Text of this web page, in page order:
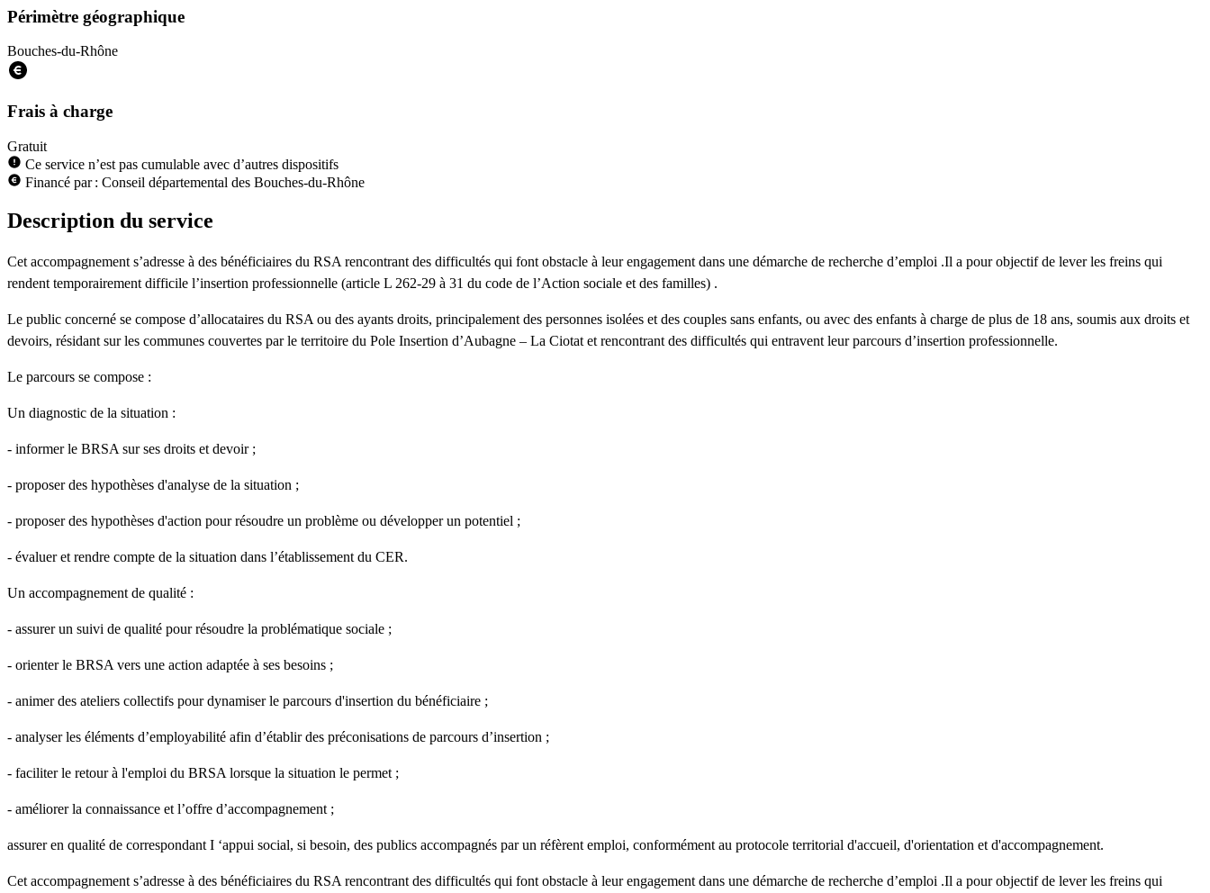
Périmètre géographique
Bouches-du-Rhône
Frais à charge
Gratuit
Ce service n’est pas cumulable avec d’autres dispositifs
Financé par : Conseil départemental des Bouches-du-Rhône
Description du service
Cet accompagnement s’adresse à des bénéficiaires du RSA rencontrant des difficultés qui font obstacle à leur engagement dans une démarche de recherche d’emploi .Il a pour objectif de lever les freins qui
rendent temporairement difficile l’insertion professionnelle (article L 262-29 à 31 du code de l’Action sociale et des familles) .
Le public concerné se compose d’allocataires du RSA ou des ayants droits, principalement des personnes isolées et des couples sans enfants, ou avec des enfants à charge de plus de 18 ans, soumis aux droits et
devoirs, résidant sur les communes couvertes par le territoire du Pole Insertion d’Aubagne – La Ciotat et rencontrant des difficultés qui entravent leur parcours d’insertion professionnelle.
Le parcours se compose :
Un diagnostic de la situation :
- informer le BRSA sur ses droits et devoir ;
- proposer des hypothèses d'analyse de la situation ;
- proposer des hypothèses d'action pour résoudre un problème ou développer un potentiel ;
- évaluer et rendre compte de la situation dans l’établissement du CER.
Un accompagnement de qualité :
- assurer un suivi de qualité pour résoudre la problématique sociale ;
- orienter le BRSA vers une action adaptée à ses besoins ;
- animer des ateliers collectifs pour dynamiser le parcours d'insertion du bénéficiaire ;
- analyser les éléments d’employabilité afin d’établir des préconisations de parcours d’insertion ;
- faciliter le retour à l'emploi du BRSA lorsque la situation le permet ;
- améliorer la connaissance et l’offre d’accompagnement ;
assurer en qualité de correspondant I ‘appui social, si besoin, des publics accompagnés par un réfèrent emploi, conformément au protocole territorial d'accueil, d'orientation et d'accompagnement.
Cet accompagnement s’adresse à des bénéficiaires du RSA rencontrant des difficultés qui font obstacle à leur engagement dans une démarche de recherche d’emploi .Il a pour objectif de lever les freins qui